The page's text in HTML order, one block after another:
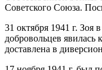
Советского Союза.
31 октября 1941 г. Зоя
добровольцев явилась
доставлена в